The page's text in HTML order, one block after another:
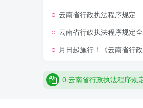
第十一条行政执法部门
上级机关接到请示后，
云南省行政执法程序规定
云南省行政执法程序规定
月日起施行！《云南省行
正式施行。该规定旨在规范行
0.云南省行政执法程序规